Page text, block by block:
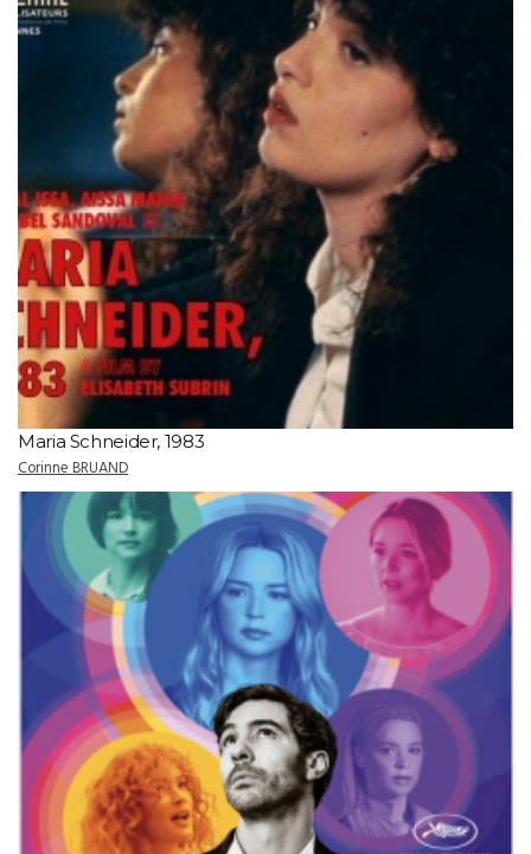
Maria Schneider, 1983
Corinne BRUAND